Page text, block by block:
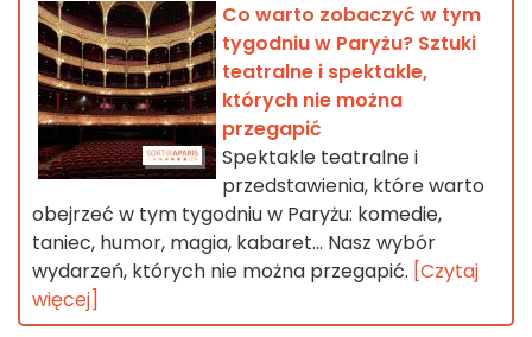
Co warto zobaczyć w tym
tygodniu w Paryżu? Sztuki
teatralne i spektakle,
których nie można
przegapić
Spektakle teatralne i
przedstawienia, które warto
obejrzeć w tym tygodniu w Paryżu: komedie,
taniec, humor, magia, kabaret... Nasz wybór
wydarzeń, których nie można przegapić. [Czytaj
więcej]